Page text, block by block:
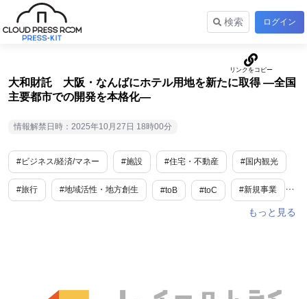
検索 ログイン
大和財託 大阪・なんばにホテル用地を新たに取得 ―全国
主要都市での開発を本格化―
情報解禁日時：2025年10月27日 18時00分
#ビジネス/経済/マネー #施設 #住宅・不動産 #国内観光
#旅行 #地域活性・地方創生 #toB #toC #新規事業